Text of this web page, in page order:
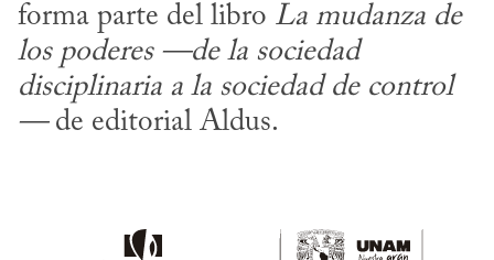
forma parte del libro La mudanza de
los poderes —de la sociedad
disciplinaria a la sociedad de control
— de editorial Aldus.